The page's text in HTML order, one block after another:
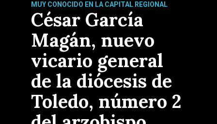
MUY CONOCIDO EN LA CAPITAL REGIONAL
César García
Magán, nuevo
vicario general
de la diócesis de
Toledo, número 2